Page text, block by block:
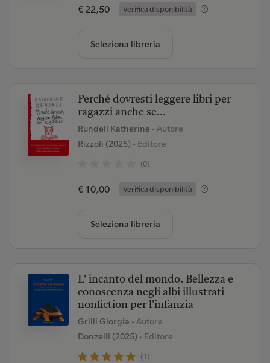
€ 22,50 Verifica disponibilità
Seleziona libreria
Perché dovresti leggere libri per
ragazzi anche se...
Rundell Katherine - Autore
Rizzoli (2025)- Editore
(0)
€ 10,00 Verifica disponibilità
Seleziona libreria
L' incanto del mondo. Bellezza e
conoscenza negli albi illustrati
nonfiction per l'infanzia
Grilli Giorgia - Autore
Donzelli (2025)- Editore
(1)